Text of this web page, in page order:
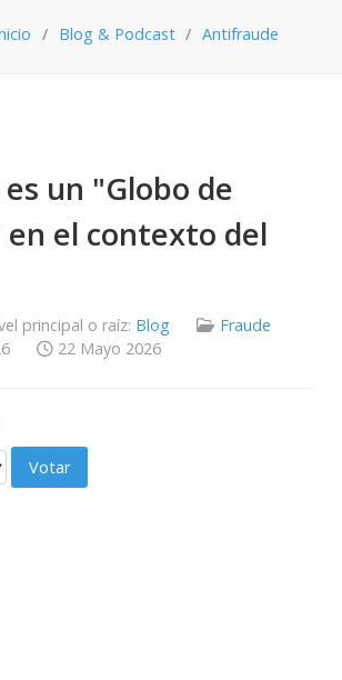
Blog & Podcast Antifraude
es un "Globo de
en el contexto del
principal o raíz: Blog
Fraude
22 Mayo 2026